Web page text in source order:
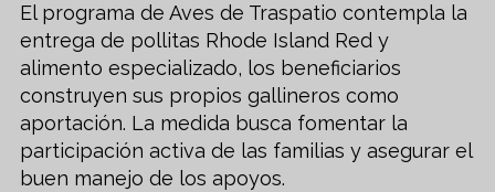
El programa de Aves de Traspatio contempla la
entrega de pollitas Rhode Island Red y
alimento especializado, los beneficiarios
construyen sus propios gallineros como
aportación. La medida busca fomentar la
participación activa de las familias y asegurar el
buen manejo de los apoyos.